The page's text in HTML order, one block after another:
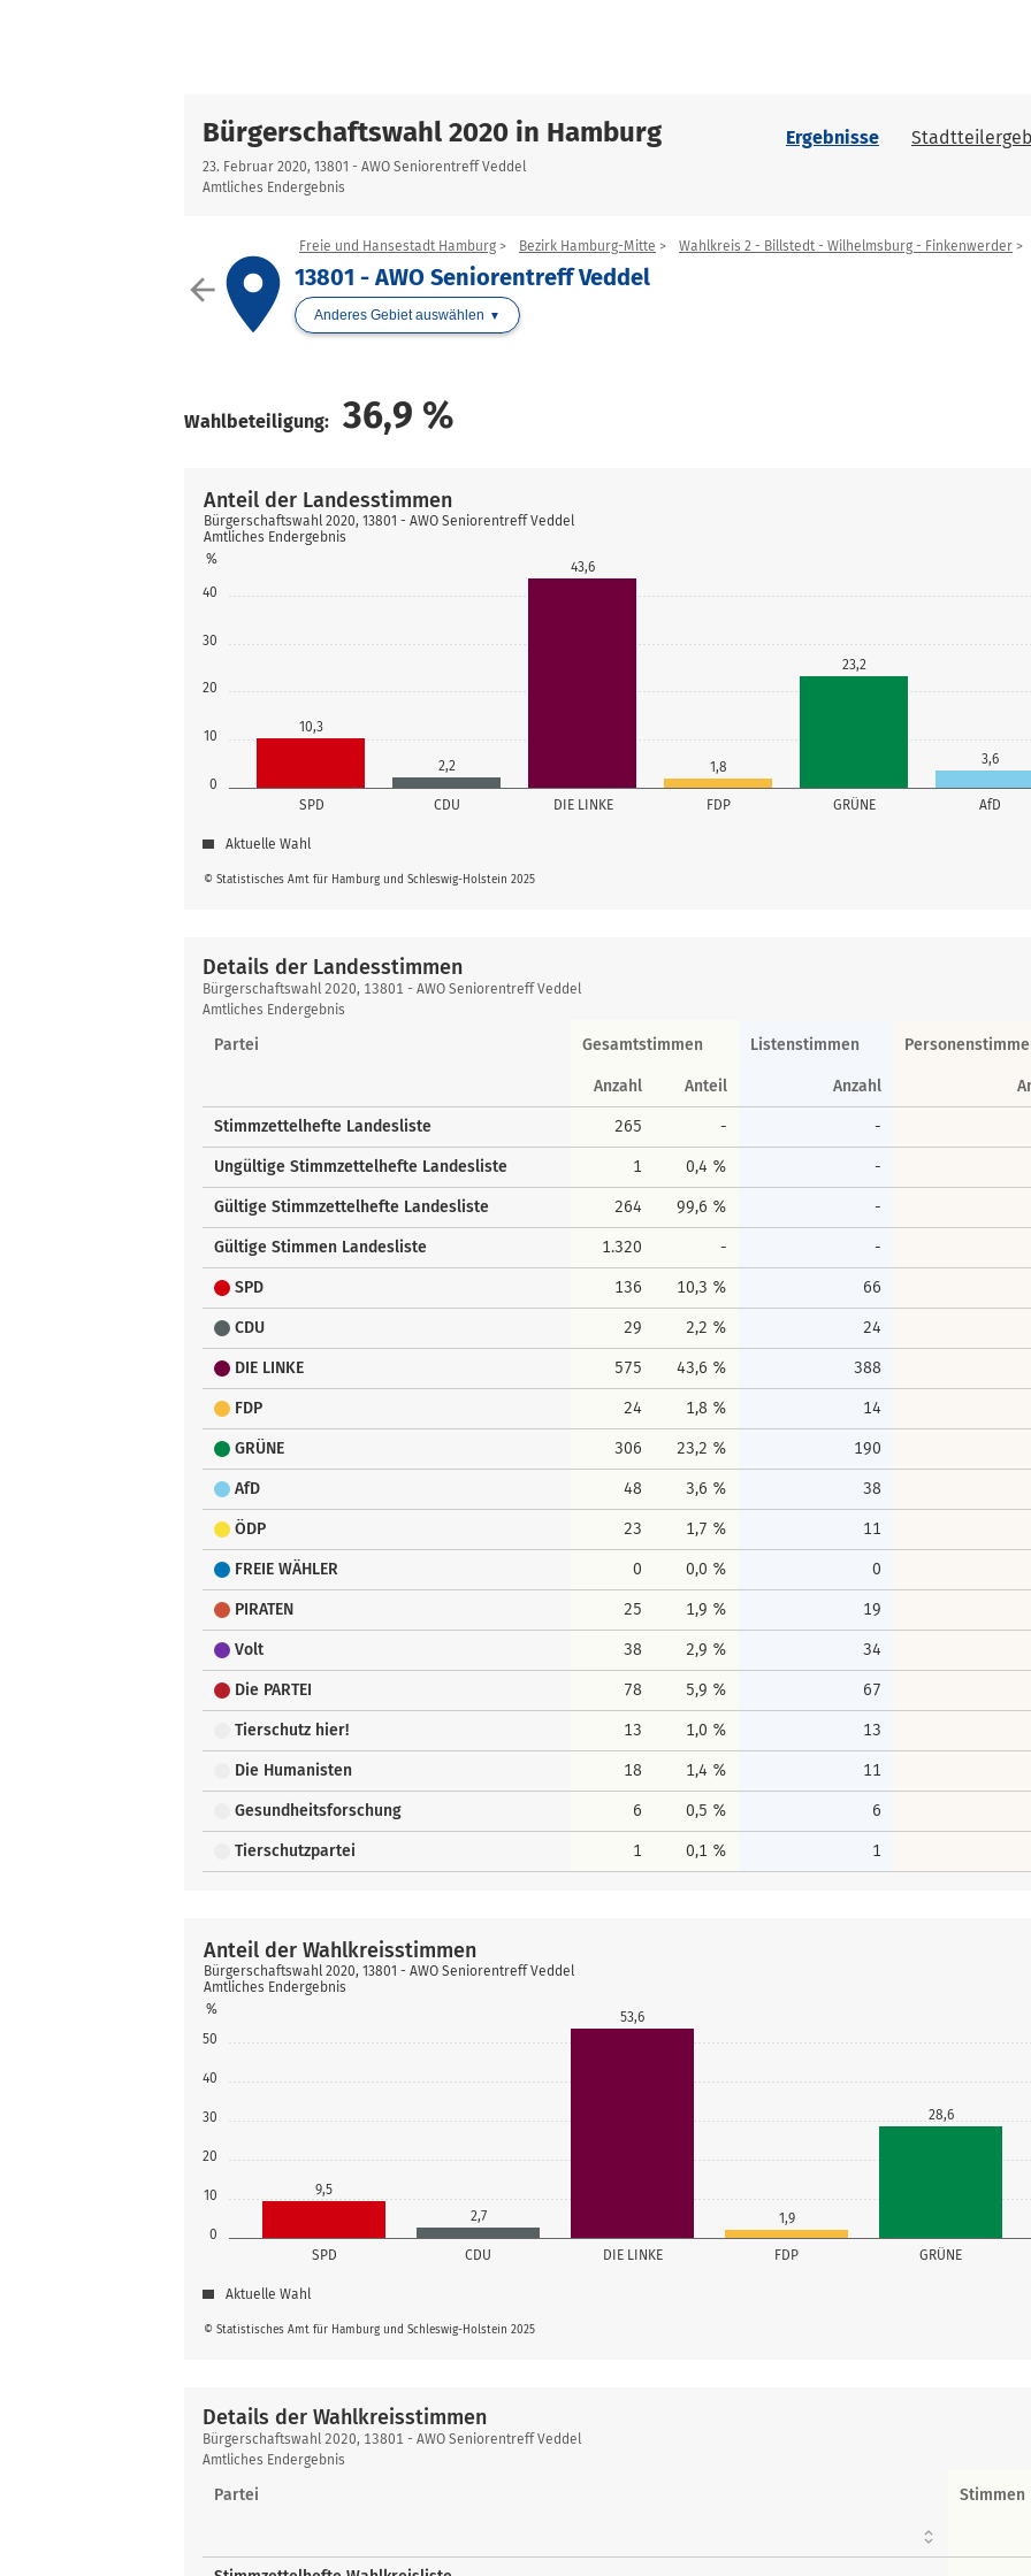
Bürgerschaftswahl 2020 in Hamburg
23. Februar 2020, 13801 - AWO Seniorentreff Veddel
Amtliches Endergebnis
Ergebnisse
arrow_backplace
Freie und Hansestadt Hamburg Bezirk Hamburg-Mitte Wahlkreis 2 - Billstedt - Wilhelmsburg - Finkenwerder
13801 - AWO Seniorentreff Veddel
Anderes Gebiet auswählen
Wahlbeteiligung: 36,9 %
0
10
20
30
40
%
SPD CDU DIE LINKE FDP GRÜNE AfD
10,3
2,2
43,6
1,8
23,2
3,6
© Statistisches Amt für Hamburg und Schleswig-Holstein 2025
Anteil der Landesstimmen
Bürgerschaftswahl 2020, 13801 - AWO Seniorentreff Veddel
Amtliches Endergebnis
Aktuelle Wahl
Details der Landesstimmen
Details
der
Landesstimmen
Bürgerschaftswahl 2020, 13801 - AWO Seniorentreff Veddel
Amtliches Endergebnis
Partei Gesamtstimmen Listenstimmen
Anzahl Anteil Anzahl
Stimmzettelhefte Landesliste 265 - -
Ungültige Stimmzettelhefte Landesliste 1 0,4 % -
Gültige Stimmzettelhefte Landesliste 264 99,6 % -
Gültige Stimmen Landesliste 1.320 - -
SPD 136 10,3 % 66
CDU 29 2,2 % 24
DIE LINKE 575 43,6 % 388
FDP 24 1,8 % 14
GRÜNE 306 23,2 % 190
AfD 48 3,6 % 38
ÖDP 23 1,7 % 11
FREIE WÄHLER 0 0,0 % 0
PIRATEN 25 1,9 % 19
Volt 38 2,9 % 34
Die PARTEI 78 5,9 % 67
Tierschutz hier! 13 1,0 % 13
Die Humanisten 18 1,4 % 11
Gesundheitsforschung 6 0,5 % 6
Tierschutzpartei 1 0,1 % 1
0
10
20
30
40
50
%
SPD CDU DIE LINKE FDP GRÜNE
9,5
2,7
53,6
1,9
28,6
© Statistisches Amt für Hamburg und Schleswig-Holstein 2025
Anteil der Wahlkreisstimmen
Bürgerschaftswahl 2020, 13801 - AWO Seniorentreff Veddel
Amtliches Endergebnis
Aktuelle Wahl
Details der Wahlkreisstimmen
Details
der
Wahlkreisstimmen
Bürgerschaftswahl 2020, 13801 - AWO Seniorentreff Veddel
Amtliches Endergebnis
Partei Stimmen